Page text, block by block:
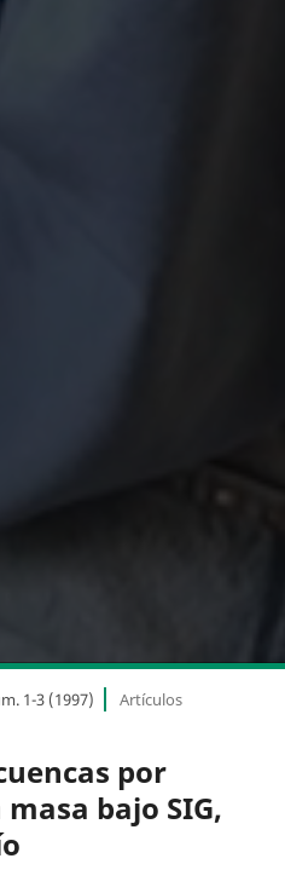
1-3 (1997) Artículos
por
bajo SIG,